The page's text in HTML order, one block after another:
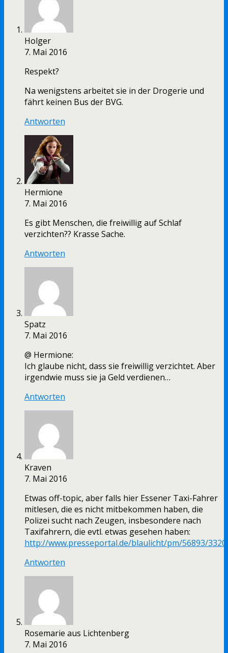
Holger
7. Mai 2016
Respekt?
Na wenigstens arbeitet sie in der Drogerie und
fährt keinen Bus der BVG.
Antworten
Hermione
7. Mai 2016
Es gibt Menschen, die freiwillig auf Schlaf
verzichten?? Krasse Sache.
Antworten
Spatz
7. Mai 2016
@ Hermione:
Ich glaube nicht, dass sie freiwillig verzichtet. Aber
irgendwie muss sie ja Geld verdienen…
Antworten
Kraven
7. Mai 2016
Etwas off-topic, aber falls hier Essener Taxi-Fahrer
mitlesen, die es nicht mitbekommen haben, die
Polizei sucht nach Zeugen, insbesondere nach
Taxifahrern, die evtl. etwas gesehen haben:
http://www.presseportal.de/blaulicht/pm/56893/
Antworten
Rosemarie aus Lichtenberg
7. Mai 2016